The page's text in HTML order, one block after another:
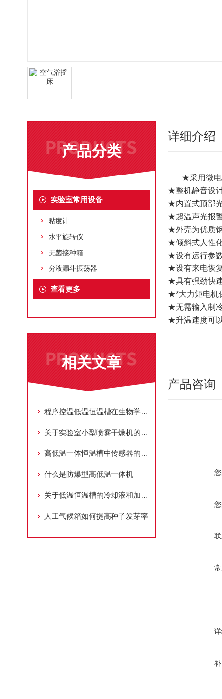
产品分类
实验室常用设备
粘度计
水平旋转仪
无菌接种箱
分液漏斗振荡器
查看更多
相关文章
程序控温低温恒温槽在生物学和医学研究中的作用
关于实验室小型喷雾干燥机的日常维护方法及故障排除方案
高低温一体恒温槽中传感器的作用
什么是防爆型高低温一体机
关于低温恒温槽的冷却液和加热液的选用
人工气候箱如何提高种子发芽率
详细介绍
★采用微电
★整机静音设
★内置式顶部
★超温声光报
★外壳为优质
★倾斜式人性
★设有运行参
★设有来电恢
★具有强劲快
★*大力矩电机
★无需输入制
★升温速度可
产品咨询